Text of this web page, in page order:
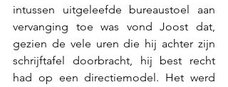
intussen uitgeleefde bureaustoel aan
vervanging toe was vond Joost dat,
gezien de vele uren die hij achter zijn
schrijftafel doorbracht, hij best recht
had op een directiemodel. Het werd